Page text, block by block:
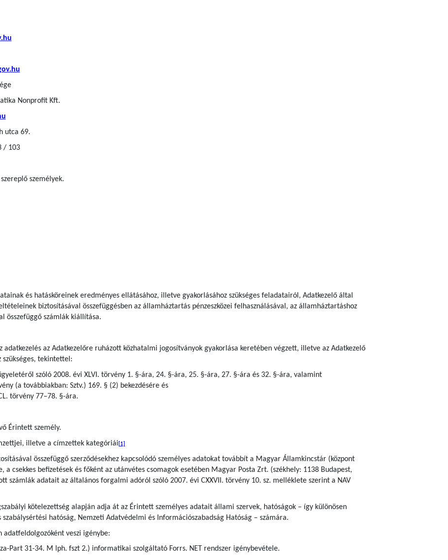
Nonprofit Kft.
utca 69.
/ 103
személyek.
és hatásköreinek eredményes ellátásához, illetve gyakorlásához szükséges feladatairól, Adatkezelő által
biztosításával összefüggésben az államháztartás pénzeszközei felhasználásával, az államháztartáshoz
összefüggő számlák kiállítása.
adatkezelés az Adatkezelőre ruházott közhatalmi jogosítványok gyakorlása keretében végzett, illetve az Adatkezelő
tekintettel:
szóló 2008. évi XLVI. törvény 1. §-ára, 24. §-ára, 25. §-ára, 27. §-ára és 32. §-ára, valamint
(a továbbiakban: Sztv.) 169. § (2) bekezdésére és
törvény 77–78. §-ára.
Érintett személy.
illetve a címzettek kategóriái [1]
összefüggő szerződésekhez kapcsolódó személyes adatokat továbbít a Magyar Államkincstár (központ
a csekkes befizetések és főként az utánvétes csomagok esetében Magyar Posta Zrt. (székhely: 1138 Budapest,
számlák adatait az általános forgalmi adóról szóló 2007. évi CXXVII. törvény 10. sz. melléklete szerint a NAV
kötelezettség alapján adja át az Érintett személyes adatait állami szervek, hatóságok – így különösen
szabálysértési hatóság, Nemzeti Adatvédelmi és Információszabadság Hatóság – számára.
veszi igénybe:
Part 31-34. M lph. fszt 2.) informatikai szolgáltató Forrs. NET rendszer igénybevétele.